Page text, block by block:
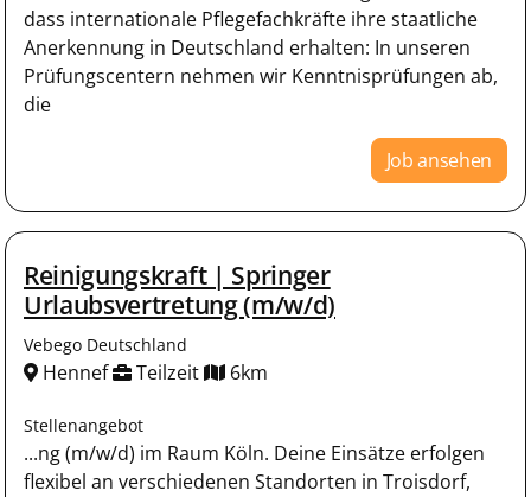
dass internationale Pflegefachkräfte ihre staatliche
Anerkennung in Deutschland erhalten: In unseren
Prüfungscentern nehmen wir Kenntnisprüfungen ab,
die
Job ansehen
Reinigungskraft | Springer
Urlaubsvertretung (m/w/d)
Vebego Deutschland
Hennef Teilzeit 6km
Stellenangebot
...ng (m/w/d) im Raum Köln. Deine Einsätze erfolgen
flexibel an verschiedenen Standorten in Troisdorf,